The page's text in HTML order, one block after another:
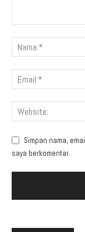
Simpan nama,
saya berkomentar.